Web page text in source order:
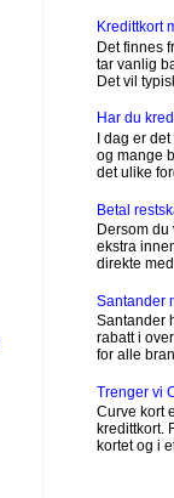
Kredittkort
Det finnes
tar vanlig
Det vil
Har du
I dag er
og mange
det ulike
Betal
Dersom du
ekstra
direkte
Santander
Santander
rabatt i
for alle
Trenger vi
Curve kort
kredittkort.
kortet og i